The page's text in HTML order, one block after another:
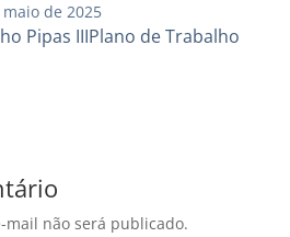
de 2025
Pipas IIIPlano de Trabalho
mail não será publicado.